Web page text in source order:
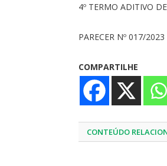
4º TERMO ADITIVO
PARECER Nº 017/2023
COMPARTILHE
CONTEÚDO